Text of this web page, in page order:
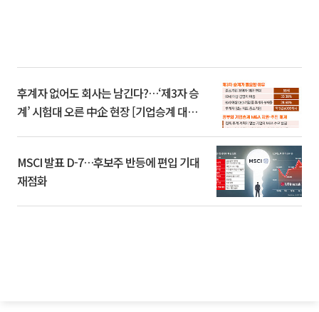
후계자 없어도 회사는 남긴다?…‘제3자 승
계’ 시험대 오른 中企 현장 [기업승계 대전
MSCI 발표 D-7…후보주 반등에 편입 기대
재점화